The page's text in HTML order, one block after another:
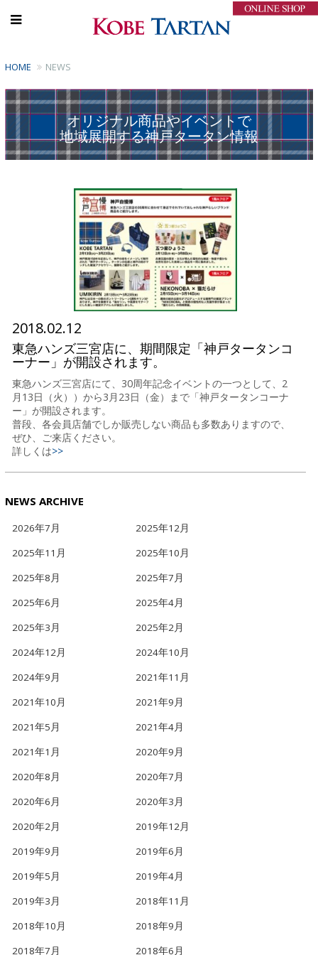
HOME NEWS
オリジナル商品やイベントで
地域展開する神戸タータン情報
2018.02.12
東急ハンズ三宮店に、期間限定「神戸タータンコ
ーナー」が開設されます。
東急ハンズ三宮店にて、30周年記念イベントの一つとして、2
月13日（火））から3月23日（金）まで「神戸タータンコーナ
ー」が開設されます。
普段、各会員店舗でしか販売しない商品も多数ありますので、
ぜひ、ご来店ください。
詳しくは>>
NEWS ARCHIVE
2026年7月
2025年12月
2025年11月
2025年10月
2025年8月
2025年7月
2025年6月
2025年4月
2025年3月
2025年2月
2024年12月
2024年10月
2024年9月
2021年11月
2021年10月
2021年9月
2021年5月
2021年4月
2021年1月
2020年9月
2020年8月
2020年7月
2020年6月
2020年3月
2020年2月
2019年12月
2019年9月
2019年6月
2019年5月
2019年4月
2019年3月
2018年11月
2018年10月
2018年9月
2018年7月
2018年6月